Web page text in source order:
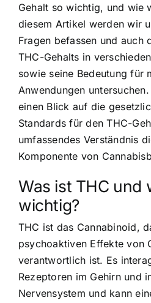
Gehalt so wichtig, und wie
diesem Artikel werden wir
Fragen befassen und auch
THC-Gehalts in
sowie seine Bedeutung für
Anwendungen
einen Blick auf die
Standards für den THC-
umfassendes Verständnis
Komponente von
Was ist THC und
wichtig?
THC ist das Cannabinoid,
psychoaktiven Effekte von
verantwortlich ist. Es
Rezeptoren im Gehirn und
Nervensystem und kann